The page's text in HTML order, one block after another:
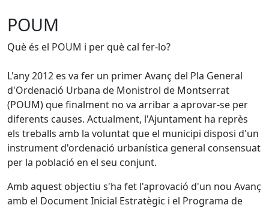
POUM
Què és el POUM i per què cal fer-lo?
L'any 2012 es va fer un primer Avanç del Pla General
d'Ordenació Urbana de Monistrol de Montserrat
(POUM) que finalment no va arribar a aprovar-se per
diferents causes. Actualment, l'Ajuntament ha reprès
els treballs amb la voluntat que el municipi disposi d'un
instrument d'ordenació urbanística general consensuat
per la població en el seu conjunt.
Amb aquest objectiu s'ha fet l'aprovació d'un nou Avanç
amb el Document Inicial Estratègic i el Programa de